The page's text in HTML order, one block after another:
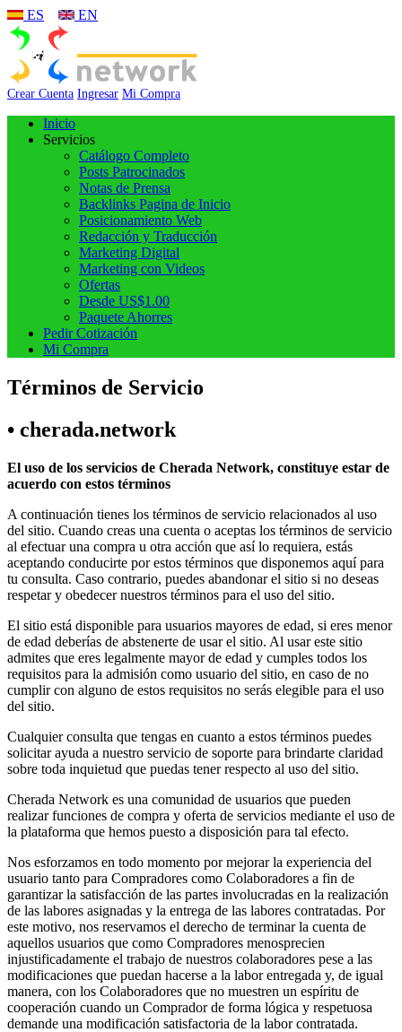
ES EN
Crear Cuenta Ingresar Mi Compra
Inicio
Servicios
Catálogo Completo
Posts Patrocinados
Notas de Prensa
Backlinks Pagina de Inicio
Posicionamiento Web
Redacción y Traducción
Marketing Digital
Marketing con Videos
Ofertas
Desde US$1.00
Paquete Ahorres
Pedir Cotización
Mi Compra
Términos de Servicio
• cherada.network
El uso de los servicios de Cherada Network, constituye estar de
acuerdo con estos términos
A continuación tienes los términos de servicio relacionados al uso
del sitio. Cuando creas una cuenta o aceptas los términos de servicio
al efectuar una compra u otra acción que así lo requiera, estás
aceptando conducirte por estos términos que disponemos aquí para
tu consulta. Caso contrario, puedes abandonar el sitio si no deseas
respetar y obedecer nuestros términos para el uso del sitio.
El sitio está disponible para usuarios mayores de edad, si eres menor
de edad deberías de abstenerte de usar el sitio. Al usar este sitio
admites que eres legalmente mayor de edad y cumples todos los
requisitos para la admisión como usuario del sitio, en caso de no
cumplir con alguno de estos requisitos no serás elegible para el uso
del sitio.
Cualquier consulta que tengas en cuanto a estos términos puedes
solicitar ayuda a nuestro servicio de soporte para brindarte claridad
sobre toda inquietud que puedas tener respecto al uso del sitio.
Cherada Network es una comunidad de usuarios que pueden
realizar funciones de compra y oferta de servicios mediante el uso de
la plataforma que hemos puesto a disposición para tal efecto.
Nos esforzamos en todo momento por mejorar la experiencia del
usuario tanto para Compradores como Colaboradores a fin de
garantizar la satisfacción de las partes involucradas en la realización
de las labores asignadas y la entrega de las labores contratadas. Por
este motivo, nos reservamos el derecho de terminar la cuenta de
aquellos usuarios que como Compradores menosprecien
injustificadamente el trabajo de nuestros colaboradores pese a las
modificaciones que puedan hacerse a la labor entregada y, de igual
manera, con los Colaboradores que no muestren un espíritu de
cooperación cuando un Comprador de forma lógica y respetuosa
demande una modificación satisfactoria de la labor contratada.